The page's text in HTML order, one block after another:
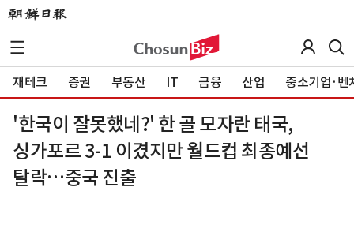
재테크 증권 부동산 IT 금융 산업 중소기업·벤
'한국이 잘못했네?' 한 골 모자란 태국,
싱가포르 3-1 이겼지만 월드컵 최종예선
탈락…중국 진출